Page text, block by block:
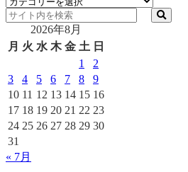
テ
リ
2026年8月
月 火 水 木 金 土 日
1
2
3
4 5 6 7 8
9
10 11 12 13 14 15 16
17 18 19 20 21 22 23
24 25 26 27 28 29 30
31
« 7月